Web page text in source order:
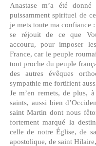
Anastase m’a été
puissamment spirituel de
je mets toute ma confiance
se réjouit de ce que
accouru, pour imposer
France, car le peuple
tout proche du peuple
des autres évêques
sympathie me fortifient
Je m’en remets, de plus,
saints, aussi bien
saint Martin dont nous
fortement marqué la
celle de notre Église, de
apostolique, de saint